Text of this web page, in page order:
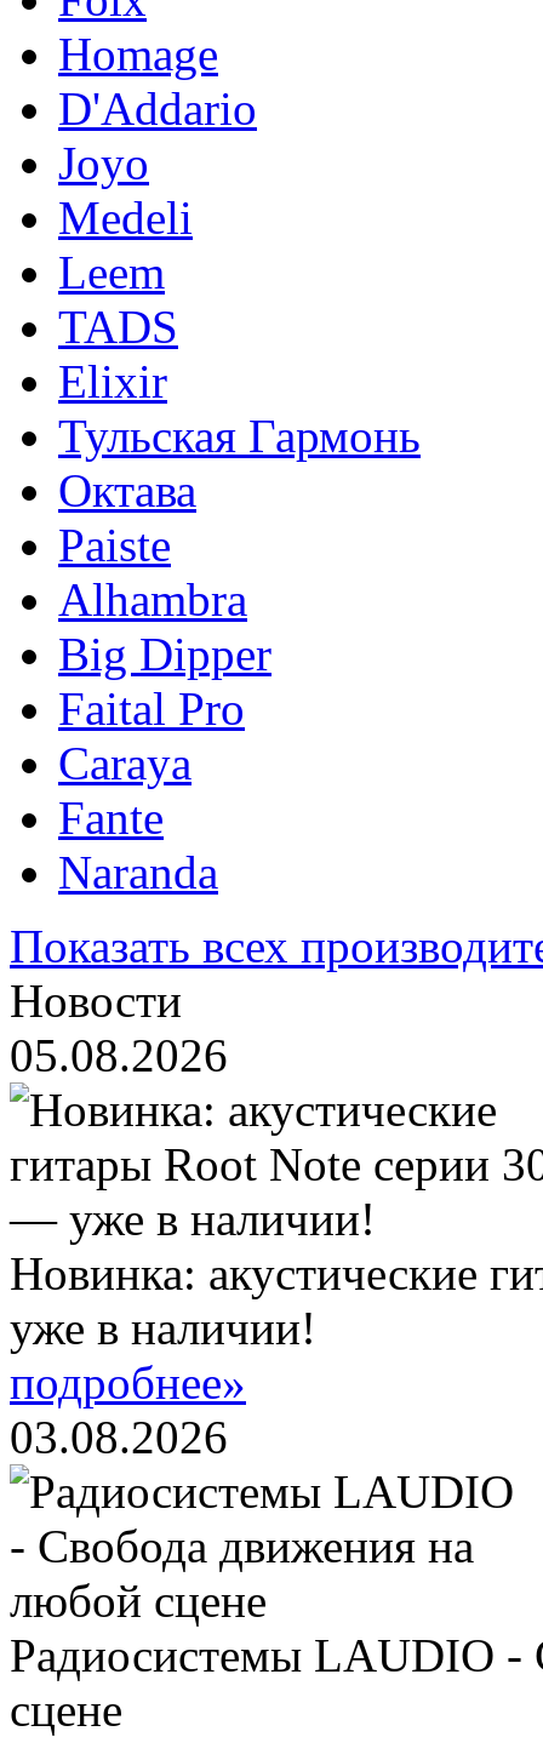
Homage
D'Addario
Joyo
Medeli
Leem
TADS
Elixir
Тульская Гармонь
Октава
Paiste
Alhambra
Big Dipper
Faital Pro
Caraya
Fante
Naranda
Показать всех
Новости
05.08.2026
Новинка: акустические
уже в наличии!
подробнее»
03.08.2026
Радиосистемы LAUDIO -
сцене